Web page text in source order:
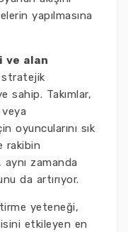
yapılmasına
ve alan
stratejik
sahip. Takımlar,
oyuncularını sık
rakibin
aynı zamanda
da artırıyor.
yeteneği,
etkileyen en